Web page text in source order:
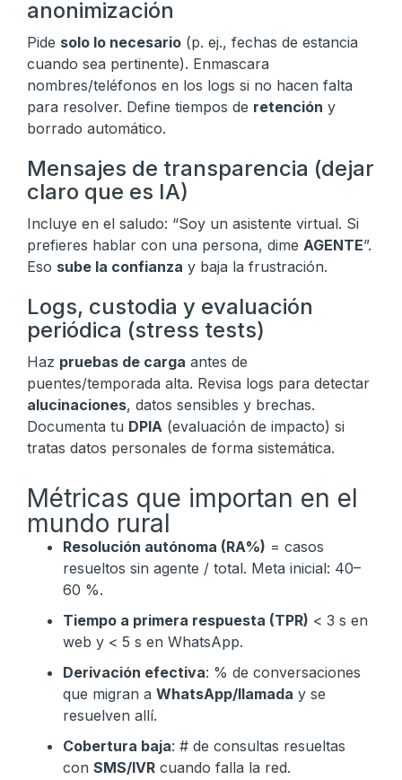
anonimización
Pide solo lo necesario (p. ej., fechas de estancia
cuando sea pertinente). Enmascara
nombres/teléfonos en los logs si no hacen falta
para resolver. Define tiempos de retención y
borrado automático.
Mensajes de transparencia (dejar
claro que es IA)
Incluye en el saludo: “Soy un asistente virtual. Si
prefieres hablar con una persona, dime AGENTE”.
Eso sube la confianza y baja la frustración.
Logs, custodia y evaluación
periódica (stress tests)
Haz pruebas de carga antes de
puentes/temporada alta. Revisa logs para detectar
alucinaciones, datos sensibles y brechas.
Documenta tu DPIA (evaluación de impacto) si
tratas datos personales de forma sistemática.
Métricas que importan en el
mundo rural
Resolución autónoma (RA%) = casos
resueltos sin agente / total. Meta inicial: 40–
60 %.
Tiempo a primera respuesta (TPR) < 3 s en
web y < 5 s en WhatsApp.
Derivación efectiva: % de conversaciones
que migran a WhatsApp/llamada y se
resuelven allí.
Cobertura baja: # de consultas resueltas
con SMS/IVR cuando falla la red.